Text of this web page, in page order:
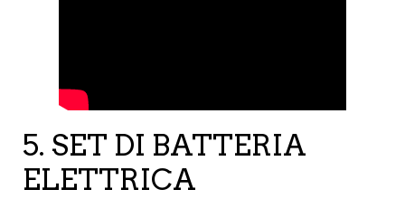
5. SET DI BATTERIA
ELETTRICA